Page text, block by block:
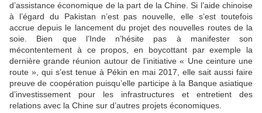
d’assistance économique de la part de la Chine. Si l’aide chinoise
à l’égard du Pakistan n’est pas nouvelle, elle s’est toutefois
accrue depuis le lancement du projet des nouvelles routes de la
soie. Bien que l’Inde n’hésite pas à manifester son
mécontentement à ce propos, en boycottant par exemple la
dernière grande réunion autour de l’initiative « Une ceinture une
route », qui s’est tenue à Pékin en mai 2017, elle sait aussi faire
preuve de coopération puisqu’elle participe à la Banque asiatique
d’investissement pour les infrastructures et entretient des
relations avec la Chine sur d’autres projets économiques.